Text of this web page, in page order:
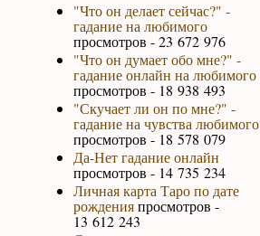
"Что он делает сейчас?" -
гадание на любимого
просмотров - 23 672 976
"Что он думает обо мне?" -
гадание онлайн на любимого
просмотров - 18 938 493
"Скучает ли он по мне?" -
гадание на чувства любимого
просмотров - 18 578 079
Да-Нет гадание онлайн
просмотров - 14 735 234
Личная карта Таро по дате
рожденияпросмотров -
13 612 243